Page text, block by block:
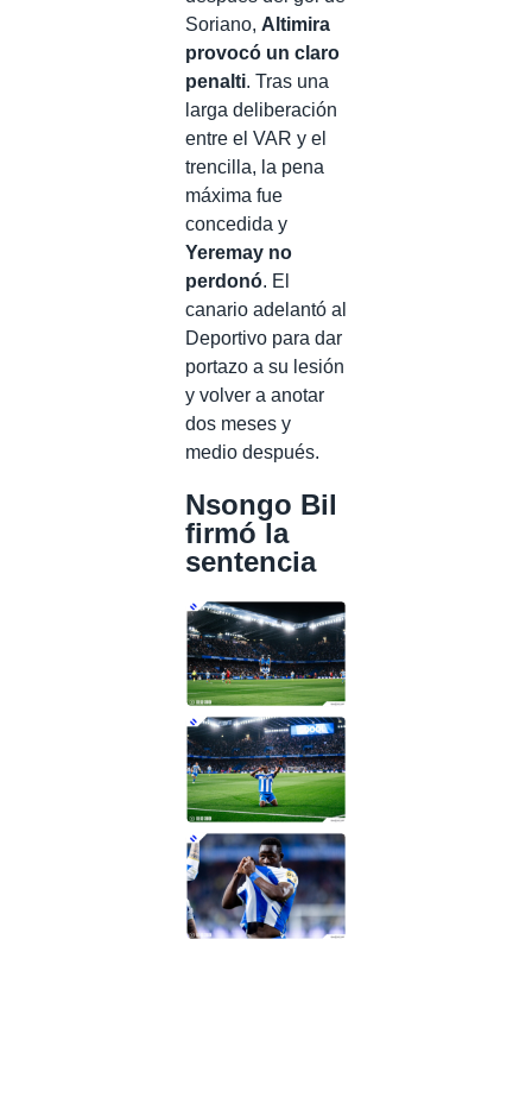
Soriano, Altimira
provocó un claro
penalti. Tras una
larga deliberación
entre el VAR y el
trencilla, la pena
máxima fue
concedida y
Yeremay no
perdonó. El
canario adelantó al
Deportivo para dar
portazo a su lesión
y volver a anotar
dos meses y
medio después.
Nsongo Bil
firmó la
sentencia